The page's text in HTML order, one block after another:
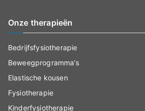
Onze therapieën
Bedrijfsfysiotherapie
Beweegprogramma’s
Elastische kousen
Fysiotherapie
Kinderfysiotherapie